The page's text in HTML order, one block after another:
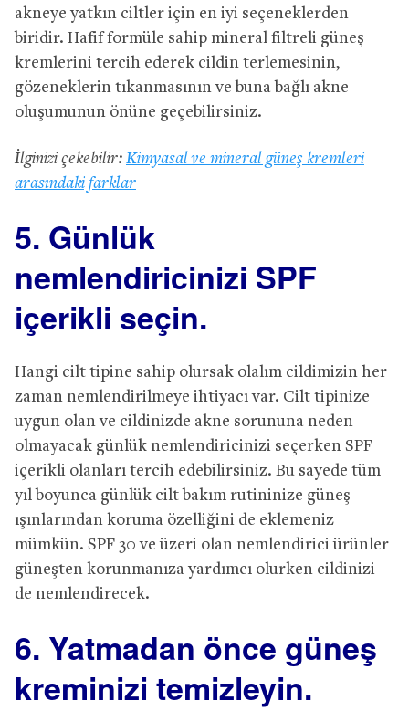
akneye yatkın ciltler için en iyi seçeneklerden
biridir. Hafif formüle sahip mineral filtreli güneş
kremlerini tercih ederek cildin terlemesinin,
gözeneklerin tıkanmasının ve buna bağlı akne
oluşumunun önüne geçebilirsiniz.
İlginizi çekebilir: Kimyasal ve mineral güneş kremleri
arasındaki farklar
5. Günlük
nemlendiricinizi SPF
içerikli seçin.
Hangi cilt tipine sahip olursak olalım cildimizin her
zaman nemlendirilmeye ihtiyacı var. Cilt tipinize
uygun olan ve cildinizde akne sorununa neden
olmayacak günlük nemlendiricinizi seçerken SPF
içerikli olanları tercih edebilirsiniz. Bu sayede tüm
yıl boyunca günlük cilt bakım rutininize güneş
ışınlarından koruma özelliğini de eklemeniz
mümkün. SPF 30 ve üzeri olan nemlendirici ürünler
güneşten korunmanıza yardımcı olurken cildinizi
de nemlendirecek.
6. Yatmadan önce güneş
kreminizi temizleyin.